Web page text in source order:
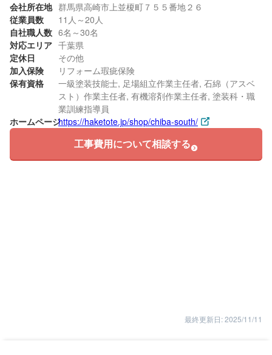
会社所在地 群馬県高崎市上並榎町７５５番地２６
従業員数
11人～20人
自社職人数 6名～30名
対応エリア 千葉県
定休日
その他
加入保険
リフォーム瑕疵保険
保有資格
一級塗装技能士, 足場組立作業主任者, 石綿（アスベ
スト）作業主任者, 有機溶剤作業主任者, 塗装科・職
業訓練指導員
ホームページhttps://haketote.jp/shop/chiba-south/
工事費用について相談する
最終更新日: 2025/11/11